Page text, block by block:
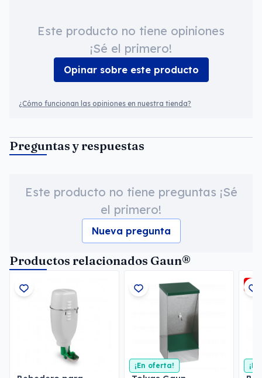
Este producto no tiene opiniones
¡Sé el primero!
Opinar sobre este producto
¿Cómo funcionan las opiniones en nuestra tienda?
Preguntas y respuestas
Este producto no tiene preguntas ¡Sé
el primero!
Nueva pregunta
Productos relacionados Gaun®
¡En oferta!
-